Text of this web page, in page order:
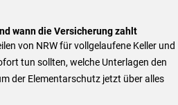
wann die Versicherung zahlt
von NRW für vollgelaufene Keller und
tun sollten, welche Unterlagen den
der Elementarschutz jetzt über alles